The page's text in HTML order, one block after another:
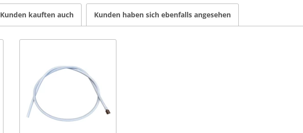
Kunden kauften auch Kunden haben sich ebenfalls angesehen